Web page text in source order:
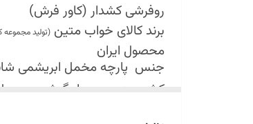
اولین شستشو ترجیحا خشک
شستشو در لباسشویی های
حداکثر دمای شستشو 30 درجه سانتیگراد (عملیات ملایم)
از پودر های صابونی و آنزیم
روفرشی کشدار (کاور فرش)
برند کالای خواب متین (تولید مجموعه
محصول ایران
جنس پارچه مخمل ابریشمی
کش دوزی در چهار گوشه